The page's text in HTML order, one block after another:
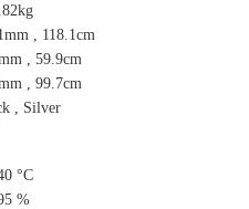
, 118.1cm
, 59.9cm
, 99.7cm
, Silver
°C
%